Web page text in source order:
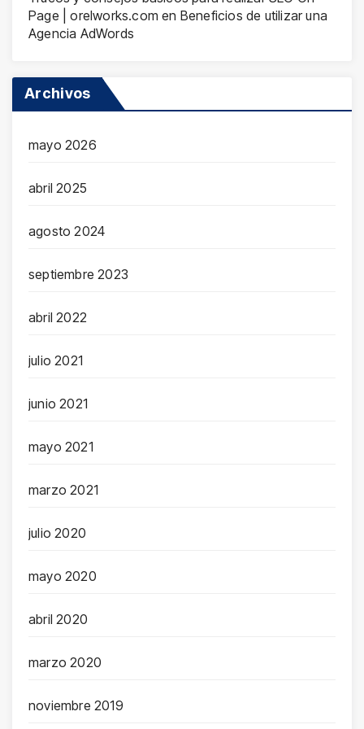
Page | orelworks.com en Beneficios de utilizar una
Agencia AdWords
Archivos
mayo 2026
abril 2025
agosto 2024
septiembre 2023
abril 2022
julio 2021
junio 2021
mayo 2021
marzo 2021
julio 2020
mayo 2020
abril 2020
marzo 2020
noviembre 2019